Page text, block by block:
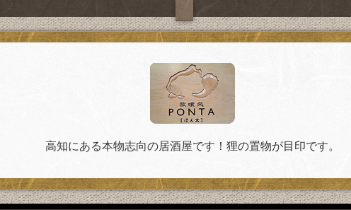
高知にある本物志向の居酒屋です！狸の置物が目印です。